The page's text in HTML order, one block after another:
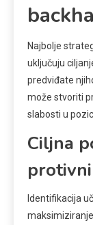
Najbolje
uključuju
predviđate
može stvoriti
slabosti u
Ciljna
Identifikacija